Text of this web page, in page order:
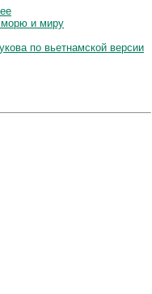
морю и миру
по вьетнамской версии